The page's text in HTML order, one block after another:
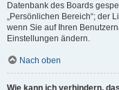
Datenbank des Boards
„Persönlichen Bereich“; der
wenn Sie auf Ihren
Einstellungen ändern.
Nach oben
Wie kann ich verhindern,